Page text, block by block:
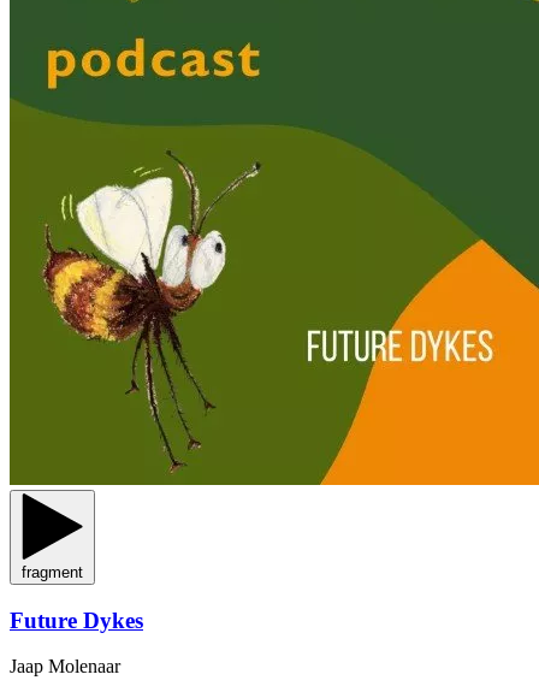
fragment
Future Dykes
Jaap Molenaar